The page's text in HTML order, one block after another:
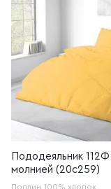
Пододеяльник
молнией (20с259)
Поплин 100% хлопок